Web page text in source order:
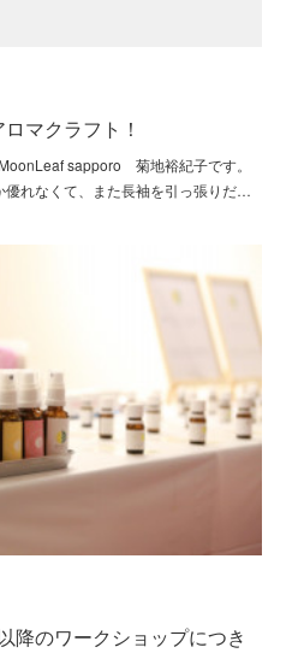
マクラフト！
sapporo 菊地裕紀子です。
優れなくて、また長袖を引っ張りだ…
のワークショップにつき